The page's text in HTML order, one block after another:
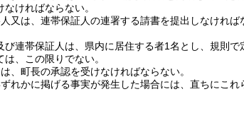
ければならない。
は、連帯保証人の連署する請書を提出しなければ
び連帯保証人は、県内に居住する者1名とし、規則
、この限りでない。
、町長の承認を受けなければならない。
れかに掲げる事実が発生した場合には、直ちにこ